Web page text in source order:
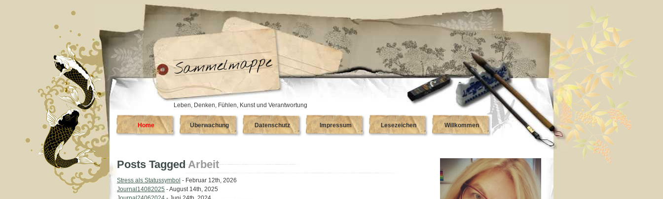
Leben, Denken, Fühlen, Kunst und Verantwortung
Home Überwachung Datenschutz Impressum Lesezeichen Willkommen
Posts TaggedArbeit
Stress als Statussymbol - Februar 12th, 2026
Journal14082025 - August 14th, 2025